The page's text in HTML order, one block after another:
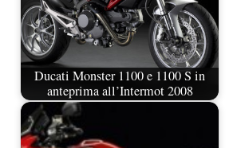
Ducati Monster 1100 e 1100 S in
anteprima all’Intermot 2008